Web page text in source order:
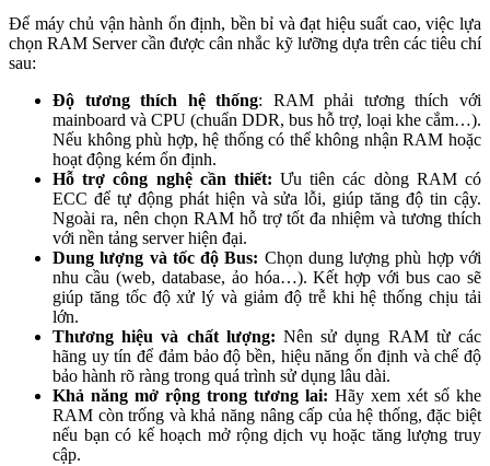
Để máy chủ vận hành ổn định, bền bỉ và đạt hiệu suất cao, việc lựa
chọn RAM Server cần được cân nhắc kỹ lưỡng dựa trên các tiêu chí
sau:
Độ tương thích hệ thống: RAM phải tương thích với
mainboard và CPU (chuẩn DDR, bus hỗ trợ, loại khe cắm…).
Nếu không phù hợp, hệ thống có thể không nhận RAM hoặc
hoạt động kém ổn định.
Hỗ trợ công nghệ cần thiết: Ưu tiên các dòng RAM có
ECC để tự động phát hiện và sửa lỗi, giúp tăng độ tin cậy.
Ngoài ra, nên chọn RAM hỗ trợ tốt đa nhiệm và tương thích
với nền tảng server hiện đại.
Dung lượng và tốc độ Bus: Chọn dung lượng phù hợp với
nhu cầu (web, database, ảo hóa…). Kết hợp với bus cao sẽ
giúp tăng tốc độ xử lý và giảm độ trễ khi hệ thống chịu tải
lớn.
Thương hiệu và chất lượng: Nên sử dụng RAM từ các
hãng uy tín để đảm bảo độ bền, hiệu năng ổn định và chế độ
bảo hành rõ ràng trong quá trình sử dụng lâu dài.
Khả năng mở rộng trong tương lai: Hãy xem xét số khe
RAM còn trống và khả năng nâng cấp của hệ thống, đặc biệt
nếu bạn có kế hoạch mở rộng dịch vụ hoặc tăng lượng truy
cập.